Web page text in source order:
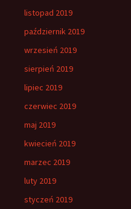
listopad 2019
październik 2019
wrzesień 2019
sierpień 2019
lipiec 2019
czerwiec 2019
maj 2019
kwiecień 2019
marzec 2019
luty 2019
styczeń 2019